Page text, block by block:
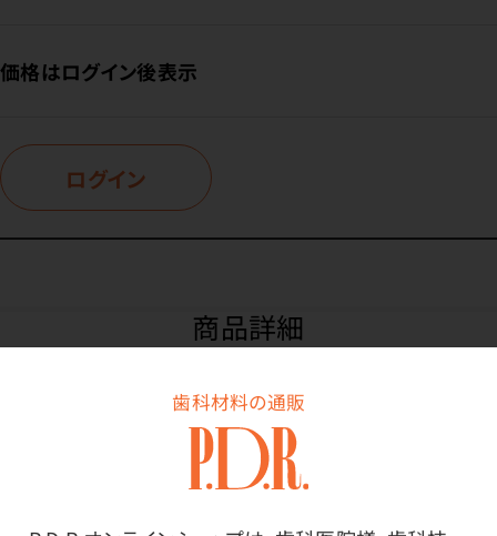
歯科材料の通販
価格はログイン後表示
ログイン
商品詳細